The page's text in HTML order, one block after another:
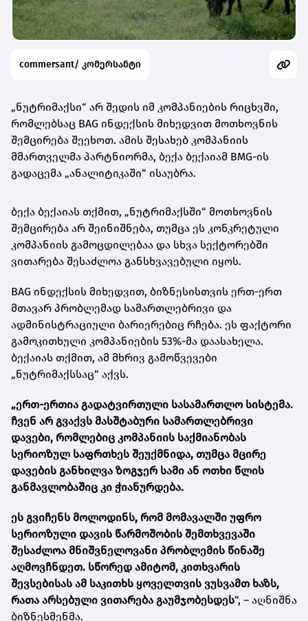
commersant/ კომერსანტი
„ნუტრიმაქსი“ არ შედის იმ კომპანიების რიცხვში,
რომლებსაც BAG ინდექსის მიხედვით მოთხოვნის
შემცირება შეეხოთ. ამის შესახებ კომპანიის
მმართველმა პარტნიორმა, ბექა ბექაიამ BMG-ის
გადაცემა „ანალიტიკაში“ ისაუბრა.
ბექა ბექაიას თქმით, „ნუტრიმაქსში“ მოთხოვნის
შემცირება არ შეინიშნება, თუმცა ეს კონკრეტული
კომპანიის გამოცდილებაა და სხვა სექტორებში
ვითარება შესაძლოა განსხვავებული იყოს.
BAG ინდექსის მიხედვით, ბიზნესისთვის ერთ-ერთ
მთავარ პრობლემად სამართლებრივი და
ადმინისტრაციული ბარიერებიც რჩება. ეს ფაქტორი
გამოკითხული კომპანიების 53%-მა დაასახელა.
ბექაიას თქმით, ამ მხრივ გამოწვევები
„ნუტრიმაქსსაც“ აქვს.
„ერთ-ერთია გადატვირთული სასამართლო სისტემა.
ჩვენ არ გვაქვს მასშტაბური სამართლებრივი
დავები, რომლებიც კომპანიის საქმიანობას
სერიოზულ საფრთხეს შეუქმნიდა, თუმცა მცირე
დავების განხილვა ზოგჯერ სამი ან ოთხი წლის
განმავლობაშიც კი ჭიანურდება.
ეს გვიჩენს მოლოდინს, რომ მომავალში უფრო
სერიოზული დავის წარმოშობის შემთხვევაში
შესაძლოა მნიშვნელოვანი პრობლემის წინაშე
აღმოვჩნდეთ. სწორედ ამიტომ, კითხვარის
შევსებისას ამ საკითხს ყოველთვის ვუსვამთ ხაზს,
რათა არსებული ვითარება გაუმჯობესდეს“, – აღნიშნა
ბიზნესმენმა.